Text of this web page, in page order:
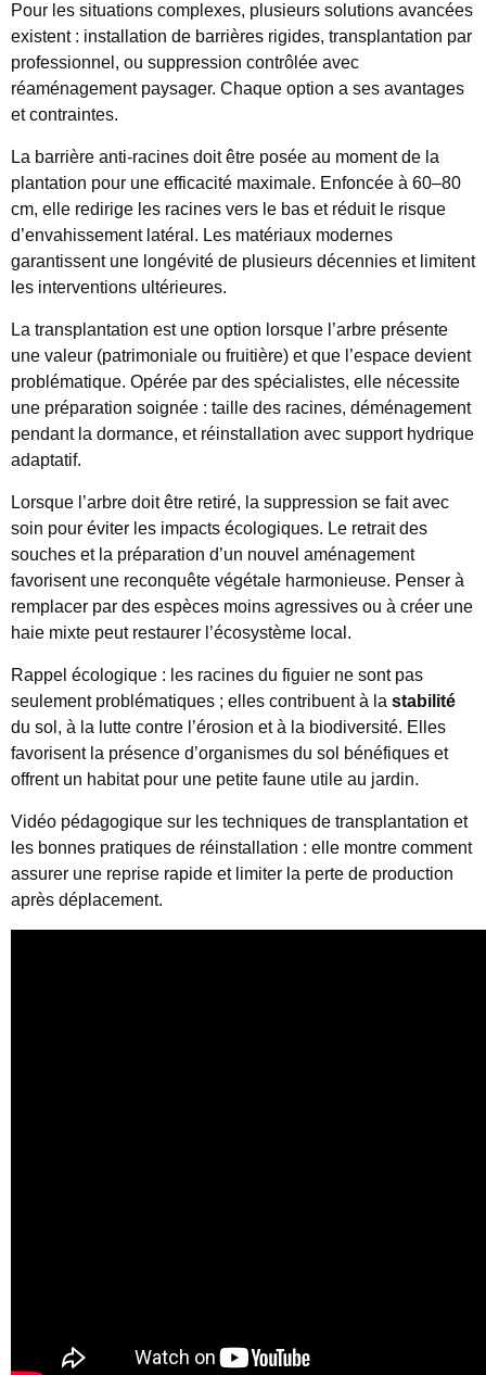
Pour les situations complexes, plusieurs solutions avancées
existent : installation de barrières rigides, transplantation par
professionnel, ou suppression contrôlée avec
réaménagement paysager. Chaque option a ses avantages
et contraintes.
La barrière anti-racines doit être posée au moment de la
plantation pour une efficacité maximale. Enfoncée à 60–80
cm, elle redirige les racines vers le bas et réduit le risque
d’envahissement latéral. Les matériaux modernes
garantissent une longévité de plusieurs décennies et limitent
les interventions ultérieures.
La transplantation est une option lorsque l’arbre présente
une valeur (patrimoniale ou fruitière) et que l’espace devient
problématique. Opérée par des spécialistes, elle nécessite
une préparation soignée : taille des racines, déménagement
pendant la dormance, et réinstallation avec support hydrique
adaptatif.
Lorsque l’arbre doit être retiré, la suppression se fait avec
soin pour éviter les impacts écologiques. Le retrait des
souches et la préparation d’un nouvel aménagement
favorisent une reconquête végétale harmonieuse. Penser à
remplacer par des espèces moins agressives ou à créer une
haie mixte peut restaurer l’écosystème local.
Rappel écologique : les racines du figuier ne sont pas
seulement problématiques ; elles contribuent à la stabilité
du sol, à la lutte contre l’érosion et à la biodiversité. Elles
favorisent la présence d’organismes du sol bénéfiques et
offrent un habitat pour une petite faune utile au jardin.
Vidéo pédagogique sur les techniques de transplantation et
les bonnes pratiques de réinstallation : elle montre comment
assurer une reprise rapide et limiter la perte de production
après déplacement.